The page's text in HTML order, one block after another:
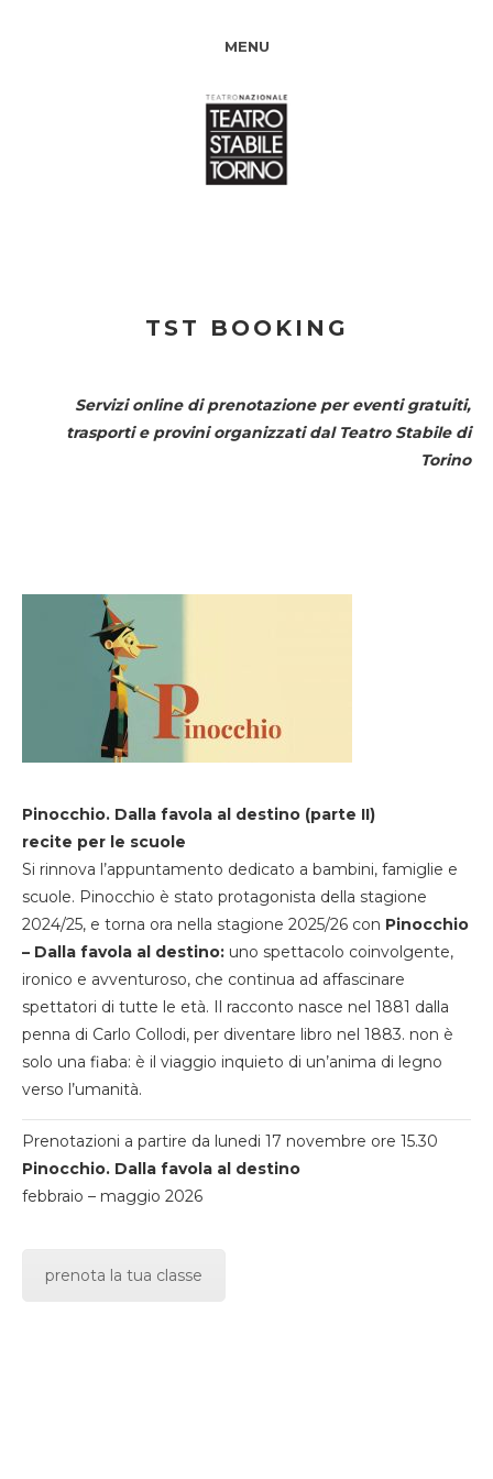
MENU
TST BOOKING
Servizi online di prenotazione per eventi gratuiti,
trasporti e provini organizzati dal Teatro Stabile di
Torino
Pinocchio. Dalla favola al destino (parte II)
recite per le scuole
Si rinnova l’appuntamento dedicato a bambini, famiglie e
scuole. Pinocchio è stato protagonista della stagione
2024/25, e torna ora nella stagione 2025/26 con Pinocchio
– Dalla favola al destino: uno spettacolo coinvolgente,
ironico e avventuroso, che continua ad affascinare
spettatori di tutte le età. Il racconto nasce nel 1881 dalla
penna di Carlo Collodi, per diventare libro nel 1883. non è
solo una fiaba: è il viaggio inquieto di un’anima di legno
verso l’umanità.
Prenotazioni a partire da lunedi 17 novembre ore 15.30
Pinocchio. Dalla favola al destino
febbraio – maggio 2026
prenota la tua classe